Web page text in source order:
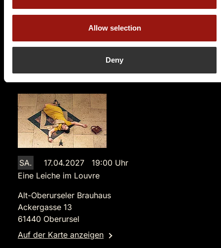
Allow selection
Deny
Auf der Karte anzeigen
89,90 €
Tickets kaufen
SA.
17.04.2027 19:00 Uhr
Eine Leiche im Louvre
Alt-Oberurseler Brauhaus
Ackergasse 13
61440 Oberursel
Auf der Karte anzeigen